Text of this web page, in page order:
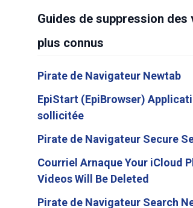
Guides de suppression des
plus connus
Pirate de Navigateur Newtab
EpiStart (EpiBrowser)
sollicitée
Pirate de Navigateur Secure
Courriel Arnaque Your iCloud
Videos Will Be Deleted
Pirate de Navigateur Search